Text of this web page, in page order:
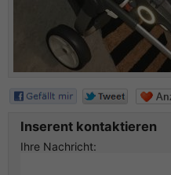
Inserent kontaktieren
Ihre Nachricht: